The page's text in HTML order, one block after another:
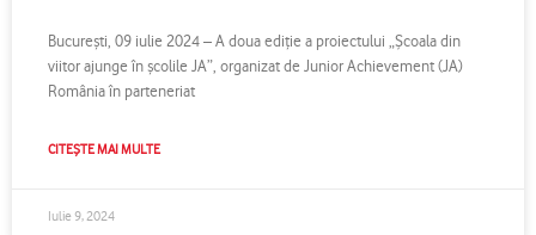
București, 09 iulie 2024 – A doua ediție a proiectului „Școala din
viitor ajunge în școlile JA”, organizat de Junior Achievement (JA)
România în parteneriat
CITEȘTE MAI MULTE
Iulie 9, 2024